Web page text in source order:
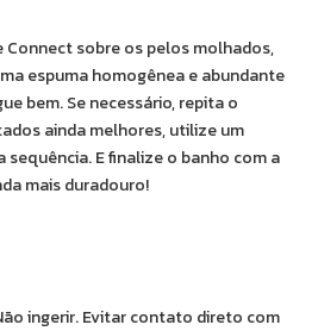
Connect sobre os pelos molhados,
espuma homogênea e abundante
bem. Se necessário, repita o
ainda melhores, utilize um
E finalize o banho com a
mais duradouro!
ingerir. Evitar contato direto com